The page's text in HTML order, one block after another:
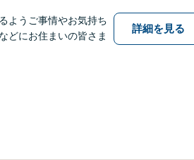
ようご事情やお気持ち
どにお住まいの皆さま
詳細を見る